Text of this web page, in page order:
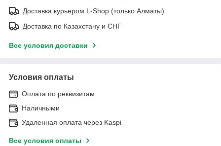
Доставка курьером L-Shop (только Алматы)
Доставка по Казахстану и СНГ
Все условия доставки
Условия оплаты
Оплата по реквизитам
Наличными
Удаленная оплата через Kaspi
Все условия оплаты